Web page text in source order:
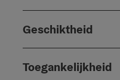
Geschiktheid
Toegankelijkheid